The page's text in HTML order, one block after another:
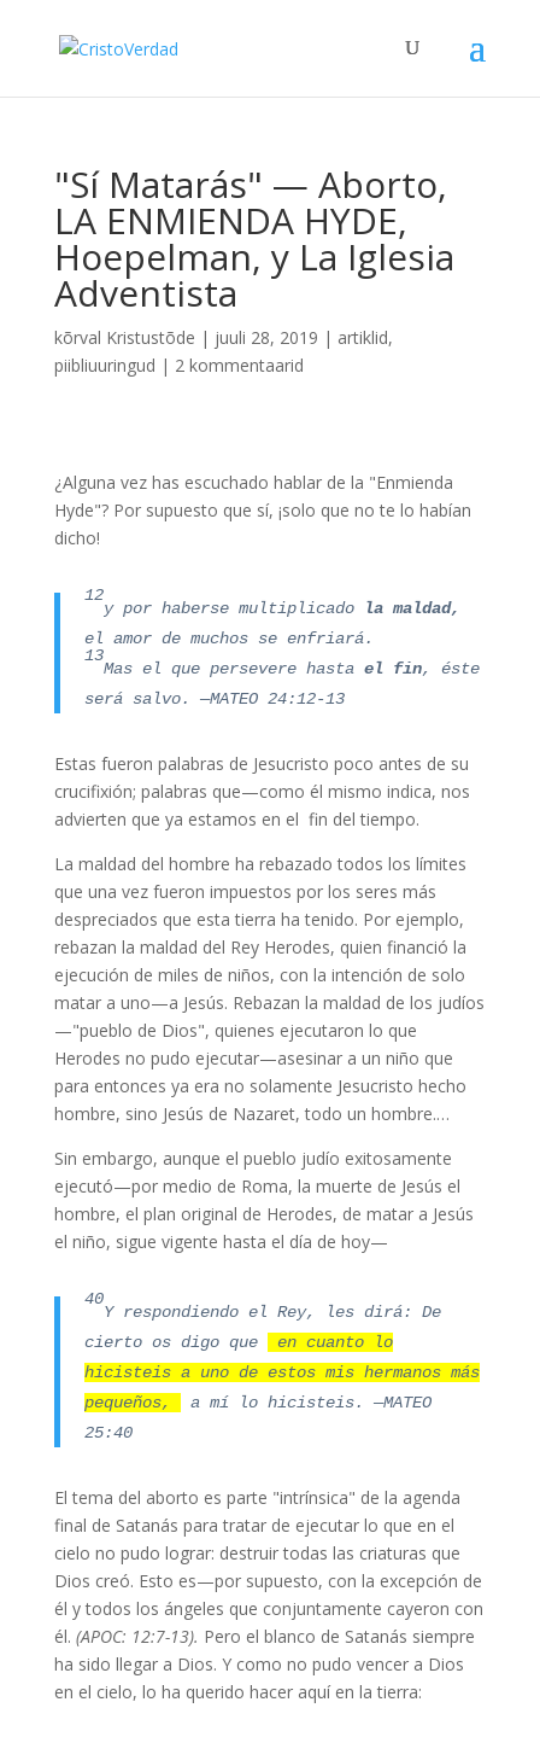
"Sí Matarás" — Aborto,
LA ENMIENDA HYDE,
Hoepelman, y La Iglesia
Adventista
kõrval Kristustõde | juuli 28, 2019 | artiklid,
piibliuuringud | 2 kommentaarid
¿Alguna vez has escuchado hablar de la "Enmienda
Hyde"? Por supuesto que sí, ¡solo que no te lo habían
dicho!
12
y por haberse multiplicado
la maldad,
el amor de muchos se enfriará.
13
Mas el que persevere hasta el fin, éste
será salvo. —MATEO 24:12-13
Estas fueron palabras de Jesucristo poco antes de su
crucifixión; palabras que—como él mismo indica, nos
advierten que ya estamos en el fin del tiempo.
La maldad del hombre ha rebazado todos los límites
que una vez fueron impuestos por los seres más
despreciados que esta tierra ha tenido. Por ejemplo,
rebazan la maldad del Rey Herodes, quien financió la
ejecución de miles de niños, con la intención de solo
matar a uno—a Jesús. Rebazan la maldad de los judíos
—"pueblo de Dios", quienes ejecutaron lo que
Herodes no pudo ejecutar—asesinar a un niño que
para entonces ya era no solamente Jesucristo hecho
hombre, sino Jesús de Nazaret, todo un hombre.…
Sin embargo, aunque el pueblo judío exitosamente
ejecutó—por medio de Roma, la muerte de Jesús el
hombre, el plan original de Herodes, de matar a Jesús
el niño, sigue vigente hasta el día de hoy—
40
Y respondiendo el Rey, les dirá: De
cierto os digo que
en cuanto lo
hicisteis a uno de estos mis hermanos más
pequeños,
a mí lo hicisteis. —MATEO
25:40
El tema del aborto es parte "intrínsica" de la agenda
final de Satanás para tratar de ejecutar lo que en el
cielo no pudo lograr: destruir todas las criaturas que
Dios creó. Esto es—por supuesto, con la excepción de
él y todos los ángeles que conjuntamente cayeron con
él. (APOC: 12:7-13). Pero el blanco de Satanás siempre
ha sido llegar a Dios. Y como no pudo vencer a Dios
en el cielo, lo ha querido hacer aquí en la tierra: